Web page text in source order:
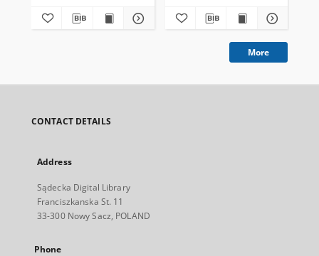
More
CONTACT DETAILS
Address
Sądecka Digital Library
Franciszkanska St. 11
33-300 Nowy Sacz, POLAND
Phone